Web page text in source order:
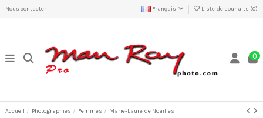
Nous contacter Français Liste de souhaits (0)
0
Accueil Photographies Femmes Marie-Laure de Noailles